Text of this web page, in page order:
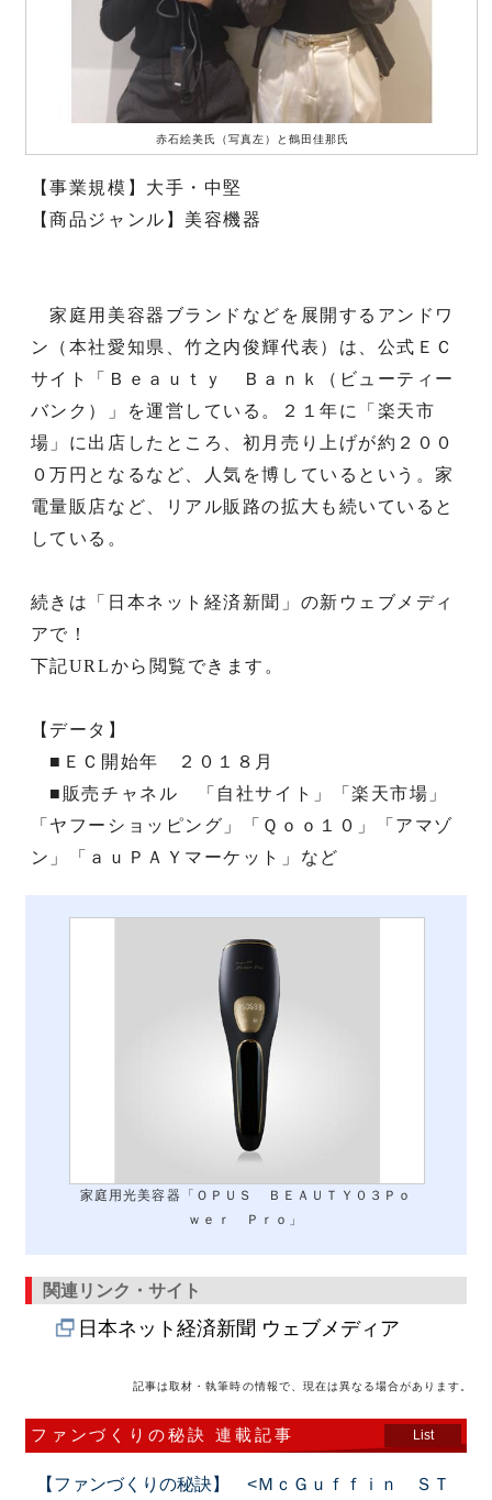
赤石絵美氏（写真左）と鶴田佳那氏
【事業規模】大手・中堅
【商品ジャンル】美容機器
家庭用美容器ブランドなどを展開するアンドワ
ン（本社愛知県、竹之内俊輝代表）は、公式ＥＣ
サイト「Ｂｅａｕｔｙ Ｂａｎｋ（ビューティー
バンク）」を運営している。２１年に「楽天市
場」に出店したところ、初月売り上げが約２００
０万円となるなど、人気を博しているという。家
電量販店など、リアル販路の拡大も続いていると
している。
続きは「日本ネット経済新聞」の新ウェブメディ
アで！
下記URLから閲覧できます。
【データ】
■ＥＣ開始年 ２０１８月
■販売チャネル 「自社サイト」「楽天市場」
「ヤフーショッピング」「Ｑｏｏ１０」「アマゾ
ン」「ａｕＰＡＹマーケット」など
家庭用光美容器「ＯＰＵＳ ＢＥＡＵＴＹ０３Ｐｏ
ｗｅｒ Ｐｒｏ」
関連リンク・サイト
日本ネット経済新聞 ウェブメディア
記事は取材・執筆時の情報で、現在は異なる場合があります。
ファンづくりの秘訣 連載記事 List
【ファンづくりの秘訣】 <ＭｃＧｕｆｆｉｎ ＳＴ